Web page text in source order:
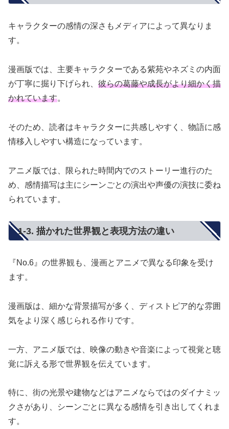
キャラクターの感情の深さもメディアによって異なりま
す。
漫画版では、主要キャラクターである紫苑やネズミの内面
が丁寧に掘り下げられ、 彼らの葛藤や成長がより細かく描
かれています。
そのため、読者はキャラクターに共感しやすく、物語に感
情移入しやすい構造になっています。
アニメ版では、限られた時間内でのストーリー進行のた
め、感情描写は主にシーンごとの演出や声優の演技に委ね
られています。
1-3. 描かれた世界観と表現方法の違い
『No.6』の世界観も、漫画とアニメで異なる印象を受け
ます。
漫画版は、細かな背景描写が多く、ディストピア的な雰囲
気をより深く感じられる作りです。
一方、アニメ版では、映像の動きや音楽によって視覚と聴
覚に訴える形で世界観を伝えています。
特に、街の光景や建物などはアニメならではのダイナミッ
クさがあり、シーンごとに異なる感情を引き出してくれま
す。